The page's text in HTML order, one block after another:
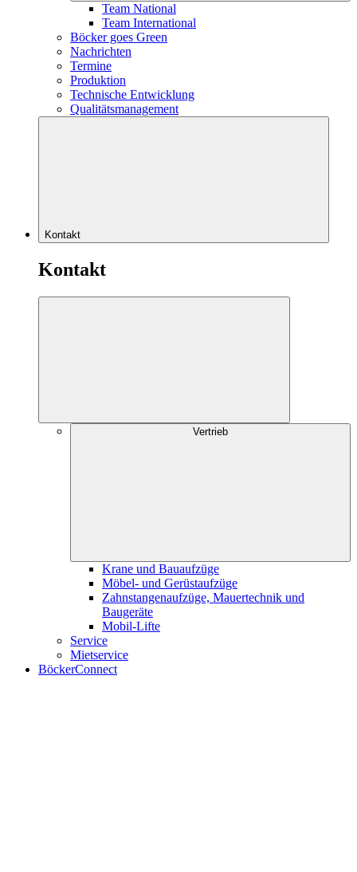
Team National
Team International
Böcker goes Green
Nachrichten
Termine
Produktion
Technische Entwicklung
Qualitätsmanagement
Kontakt
Kontakt
Vertrieb
Krane und Bauaufzüge
Möbel- und Gerüstaufzüge
Zahnstangenaufzüge, Mauertechnik und
Baugeräte
Mobil-Lifte
Service
Mietservice
BöckerConnect